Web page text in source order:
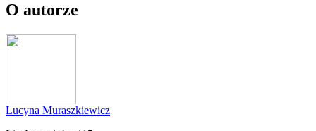
O autorze
Lucyna Muraszkiewicz